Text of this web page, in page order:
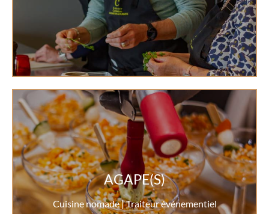
AGAPE(S)
Cuisine nomade | Traiteur événementiel